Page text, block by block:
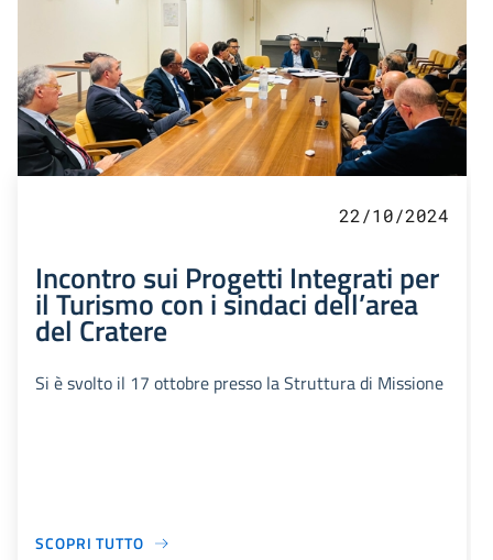
22/10/2024
Incontro sui Progetti Integrati per
il Turismo con i sindaci dell’area
del Cratere
Si è svolto il 17 ottobre presso la Struttura di Missione
SCOPRI TUTTO